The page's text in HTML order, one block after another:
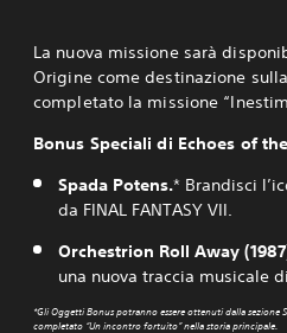
La nuova missione sarà
Origine come destinazione
completato la missione
Bonus Speciali di Echoes of
Spada Potens.* Brandisci
da FINAL FANTASY VII.
Orchestrion Roll Away
una nuova traccia musicale
*Gli Oggetti Bonus potranno essere ottenuti dalla sezione
completato “Un incontro fortuito” nella storia principale.